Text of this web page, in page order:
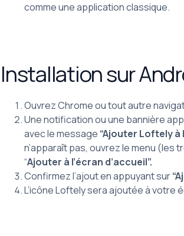
comme une application classique.
Installation sur
Ouvrez Chrome ou tout autre
Une notification ou une bannière
avec le message “Ajouter Loftely à
n’apparaît pas, ouvrez le menu (les
“Ajouter à l’écran d’accueil”.
Confirmez l’ajout en appuyant sur
L’icône Loftely sera ajoutée à votre